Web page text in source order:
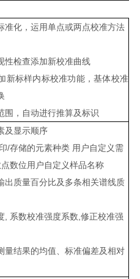
准化，运用单点或两点校准方法
性检查添加新校准曲线
新标样内标校准功能，基体校准
围，自动进行推算及标识
及显示顺序
/存储的元素种类 用户自定义需
数位用户自定义样品名称
出质量百分比及多条相关谱线质
, 系数校准强度系数 修正校准强
量结果的均值、标准偏差及相对